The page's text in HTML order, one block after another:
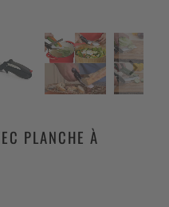
PLANCHE À